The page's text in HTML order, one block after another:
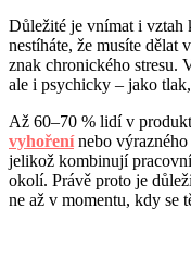
Důležité je vnímat i vztah
nestíháte, že musíte dělat
znak chronického stresu.
ale i psychicky – jako
Až 60–70 % lidí v
vyhořenínebo výrazného
jelikož kombinují
okolí. Právě proto je
ne až v momentu, kdy se